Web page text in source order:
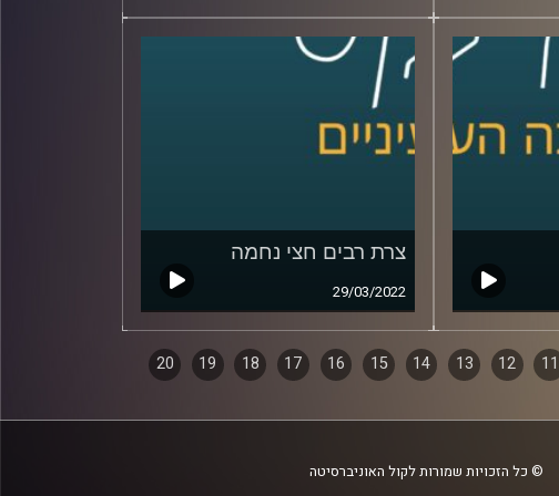
צרת רבים חצי נחמה
29/03/2022
11
12
13
14
15
16
17
18
19
20
© כל הזכויות שמורות לקול האוניברסיטה